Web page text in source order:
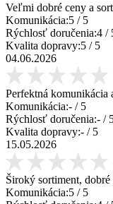
Veľmi dobré ceny a
Komunikácia:5 / 5
Rýchlosť doručenia:4 /
Kvalita dopravy:5 / 5
04.06.2026
Perfektná komunikácia
Komunikácia:- / 5
Rýchlosť doručenia:- /
Kvalita dopravy:- / 5
15.05.2026
Široký sortiment,
Komunikácia:5 / 5